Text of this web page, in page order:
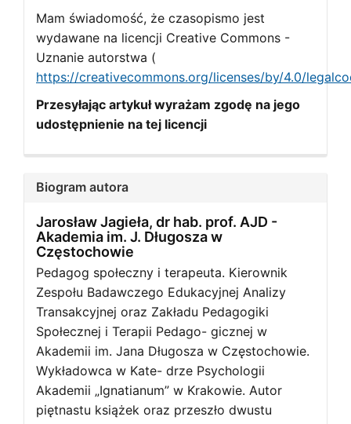
Mam świadomość, że czasopismo jest
wydawane na licencji Creative Commons -
Uznanie autorstwa (
https://creativecommons.org/licenses/by/4.0/
Przesyłając artykuł wyrażam zgodę na jego
udostępnienie na tej licencji
Biogram autora
Jarosław Jagieła, dr hab. prof. AJD -
Akademia im. J. Długosza w
Częstochowie
Pedagog społeczny i terapeuta. Kierownik
Zespołu Badawczego Edukacyjnej Analizy
Transakcyjnej oraz Zakładu Pedagogiki
Społecznej i Terapii Pedago- gicznej w
Akademii im. Jana Długosza w Częstochowie.
Wykładowca w Kate- drze Psychologii
Akademii „Ignatianum” w Krakowie. Autor
piętnastu książek oraz przeszło dwustu